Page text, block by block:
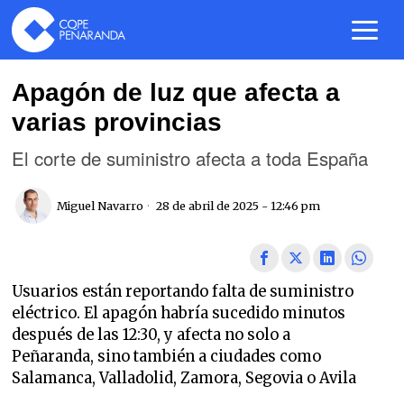
Apagón de luz que afecta a
varias provincias
El corte de suministro afecta a toda España
Miguel Navarro 28 de abril de 2025 - 12:46 pm
Usuarios están reportando falta de suministro
eléctrico. El apagón habría sucedido minutos
después de las 12:30, y afecta no solo a
Peñaranda, sino también a ciudades como
Salamanca, Valladolid, Zamora, Segovia o Avila